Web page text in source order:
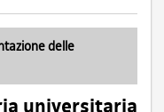
delle
universitaria